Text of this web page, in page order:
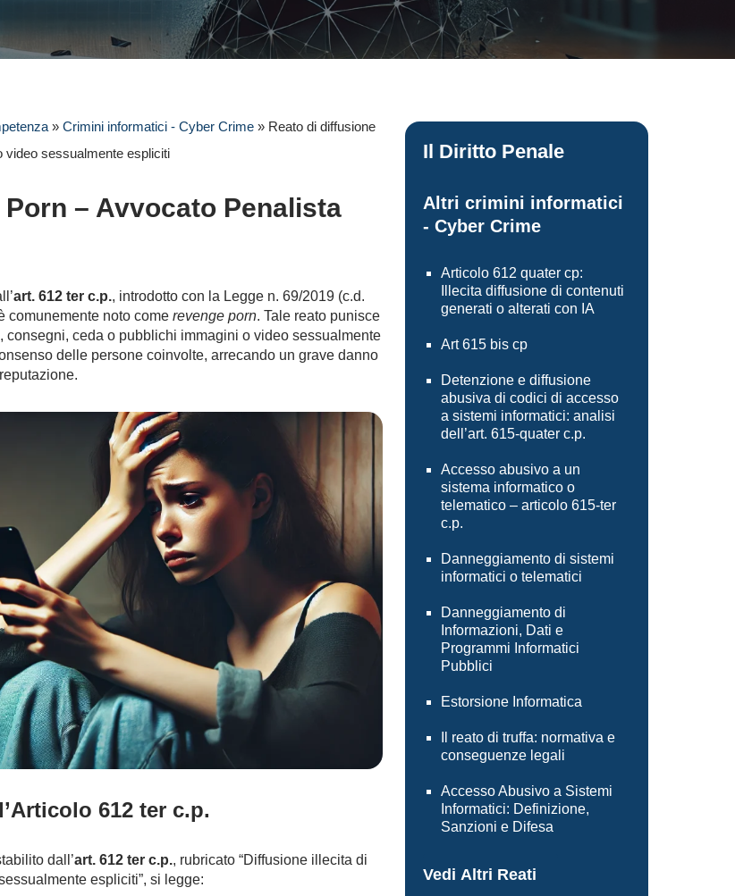
» Crimini informatici - Cyber Crime» Reato di diffusione
video sessualmente espliciti
Porn – Avvocato Penalista
art. 612 ter c.p., introdotto con la Legge n. 69/2019 (c.d.
comunemente noto come revenge porn. Tale reato punisce
consegni, ceda o pubblichi immagini o video sessualmente
delle persone coinvolte, arrecando un grave danno
612 ter c.p.
dall’art. 612 ter c.p., rubricato “Diffusione illecita di
espliciti”, si legge:
Il Diritto Penale
Altri crimini informatici
- Cyber Crime
Articolo 612 quater cp:
Illecita diffusione di contenuti
generati o alterati con IA
Art 615 bis cp
Detenzione e diffusione
abusiva di codici di accesso
a sistemi informatici: analisi
dell’art. 615-quater c.p.
Accesso abusivo a un
sistema informatico o
telematico – articolo 615-ter
c.p.
Danneggiamento di sistemi
informatici o telematici
Danneggiamento di
Informazioni, Dati e
Programmi Informatici
Pubblici
Estorsione Informatica
Il reato di truffa: normativa e
conseguenze legali
Accesso Abusivo a Sistemi
Informatici: Definizione,
Sanzioni e Difesa
Vedi Altri Reati